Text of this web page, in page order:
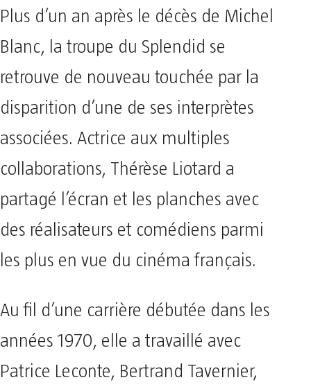
Plus d’un an après le décès de Michel
Blanc, la troupe du Splendid se
retrouve de nouveau touchée par la
disparition d’une de ses interprètes
associées. Actrice aux multiples
collaborations, Thérèse Liotard a
partagé l’écran et les planches avec
des réalisateurs et comédiens parmi
les plus en vue du cinéma français.
Au fil d’une carrière débutée dans les
années 1970, elle a travaillé avec
Patrice Leconte, Bertrand Tavernier,